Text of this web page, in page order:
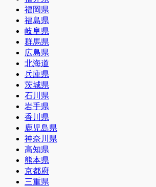
福岡県
福島県
岐阜県
群馬県
広島県
北海道
兵庫県
茨城県
石川県
岩手県
香川県
鹿児島県
神奈川県
高知県
熊本県
京都府
三重県